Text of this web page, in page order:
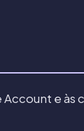
e às